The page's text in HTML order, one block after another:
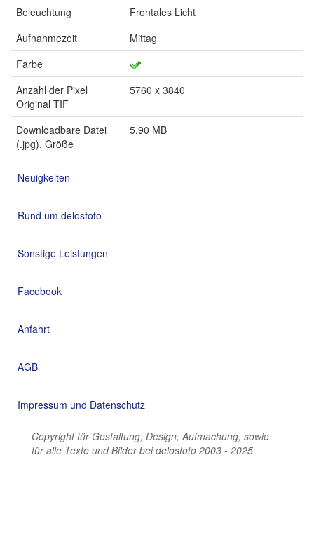
Beleuchtung
Frontales Licht
Aufnahmezeit
Mittag
Farbe
Anzahl der Pixel
Original TIF
5760 x 3840
Downloadbare Datei
(.jpg), Größe
5.90 MB
Neuigkeiten
Rund um delosfoto
Sonstige Leistungen
Facebook
Anfahrt
AGB
Impressum und Datenschutz
Copyright für Gestaltung, Design, Aufmachung, sowie
für alle Texte und Bilder bei delosfoto 2003 - 2025